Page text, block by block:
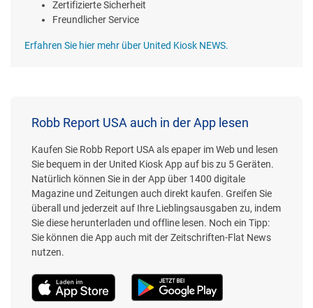
Zertifizierte Sicherheit
Freundlicher Service
Erfahren Sie hier mehr über United Kiosk NEWS.
Robb Report USA auch in der App lesen
Kaufen Sie Robb Report USA als epaper im Web und lesen
Sie bequem in der United Kiosk App auf bis zu 5 Geräten.
Natürlich können Sie in der App über 1400 digitale
Magazine und Zeitungen auch direkt kaufen. Greifen Sie
überall und jederzeit auf Ihre Lieblingsausgaben zu, indem
Sie diese herunterladen und offline lesen. Noch ein Tipp:
Sie können die App auch mit der Zeitschriften-Flat News
nutzen.